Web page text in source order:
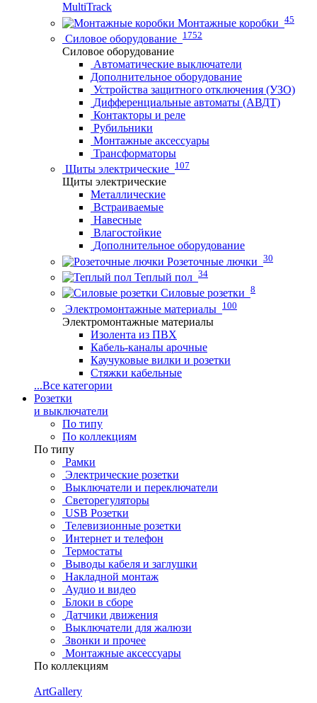
MultiTrack
Монтажные коробки 45
Силовое оборудование 1752
Силовое оборудование
Автоматические выключатели
Дополнительное оборудование
Устройства защитного отключения (УЗО)
Дифференциальные автоматы (АВДТ)
Контакторы и реле
Рубильники
Монтажные аксессуары
Трансформаторы
Щиты электрические 107
Щиты электрические
Металлические
Встраиваемые
Навесные
Влагостойкие
Дополнительное оборудование
Розеточные лючки 30
Теплый пол 34
Силовые розетки 8
Электромонтажные материалы 100
Электромонтажные материалы
Изолента из ПВХ
Кабель-каналы арочные
Каучуковые вилки и розетки
Стяжки кабельные
...Все категории
Розетки
и выключатели
По типу
По коллекциям
По типу
Рамки
Электрические розетки
Выключатели и переключатели
Светорегуляторы
USB Розетки
Телевизионные розетки
Интернет и телефон
Термостаты
Выводы кабеля и заглушки
Накладной монтаж
Аудио и видео
Блоки в сборе
Датчики движения
Выключатели для жалюзи
Звонки и прочее
Монтажные аксессуары
По коллекциям
ArtGallery